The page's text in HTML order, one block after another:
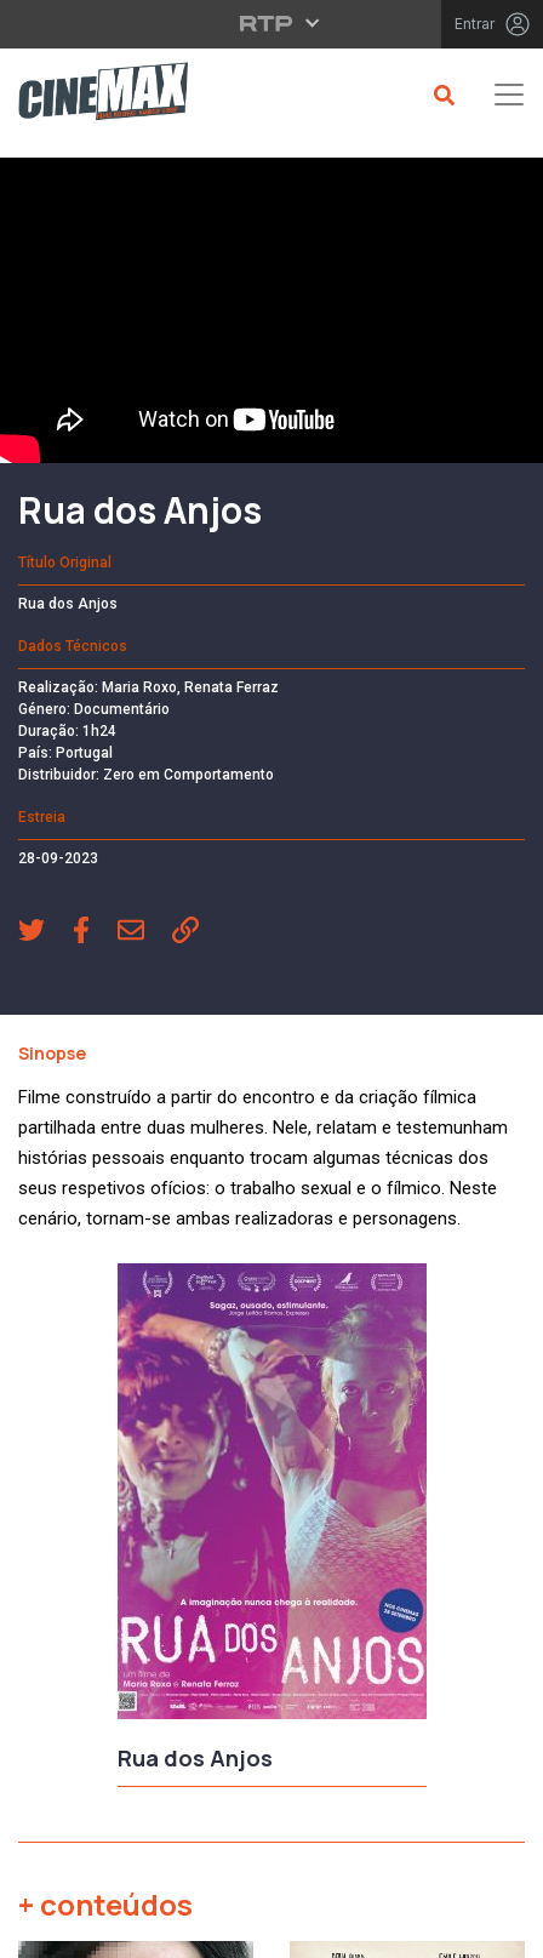
Saltar para o conteúdo principal Entrar
Filme em Cartaz
Rua dos Anjos
Título Original
Rua dos Anjos
Dados Técnicos
Realização: Maria Roxo, Renata Ferraz
Género: Documentário
Duração: 1h24
País: Portugal
Distribuidor: Zero em Comportamento
Estreia
28-09-2023
Rua dos Anjos
Sinopse
Filme construído a partir do encontro e da criação fílmica
partilhada entre duas mulheres. Nele, relatam e testemunham
histórias pessoais enquanto trocam algumas técnicas dos
seus respetivos ofícios: o trabalho sexual e o fílmico. Neste
cenário, tornam-se ambas realizadoras e personagens.
+ conteúdos